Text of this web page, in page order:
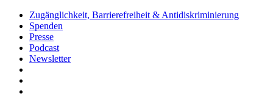
Zum
Inhalt
springen
Zugänglichkeit, Barrierefreiheit & Antidiskriminierung
Spenden
Presse
Podcast
Newsletter